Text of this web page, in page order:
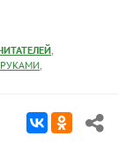
,
,